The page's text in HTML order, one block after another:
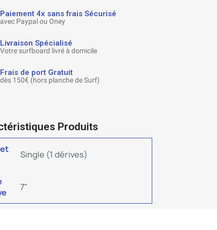
Paiement 4x sans frais Sécurisé
avec Paypal ou Oney
Livraison Spécialisé
Votre surfboard livré à domicile
Frais de port Gratuit
dès 150€ (hors planche de Surf)
Produits
Single (1 dérives)
7"